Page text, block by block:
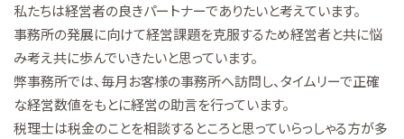
私たちは経営者の良きパートナーでありたいと考えています。
事務所の発展に向けて経営課題を克服するため経営者と共に悩
み考え共に歩んでいきたいと思っています。
弊事務所では、毎月お客様の事務所へ訪問し、タイムリーで正確
な経営数値をもとに経営の助言を行っています。
税理士は税金のことを相談するところと思っていらっしゃる方が多